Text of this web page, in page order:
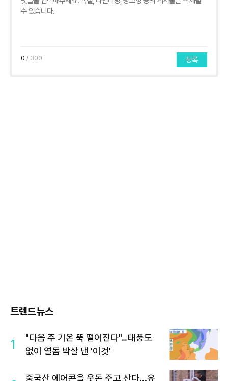
0 / 300 등록
트렌드뉴스
1
"다음 주 기온 뚝 떨어진다"…태풍도
없이 열돔 박살 낸 '이것'
중국산 에어콘을 웃돈 주고 산다...유